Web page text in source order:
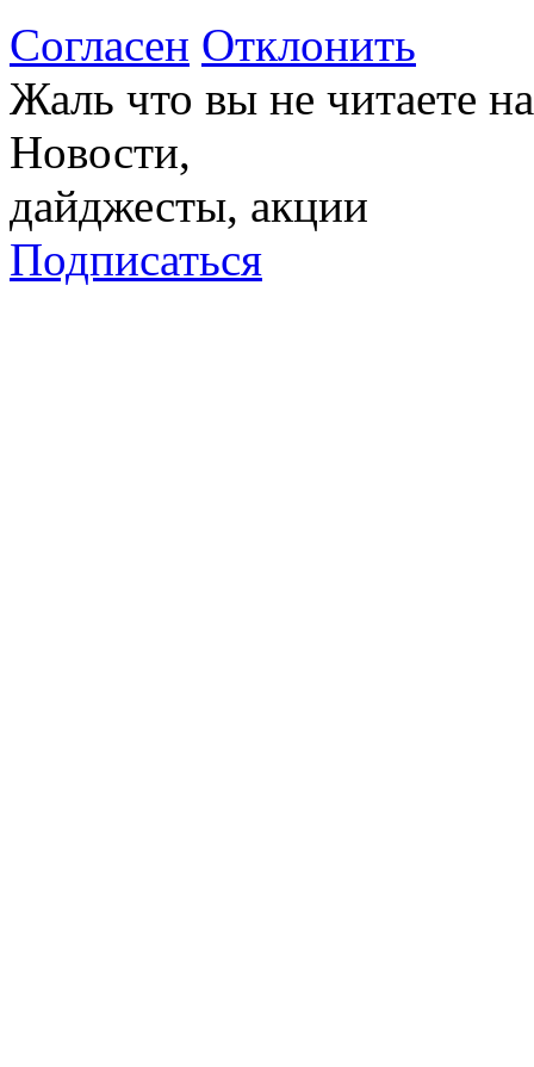
Согласен Отклонить
Жаль что вы не читаете
Новости,
дайджесты, акции
Подписаться